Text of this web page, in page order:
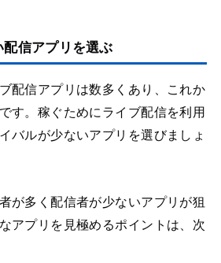
信アプリを選ぶ
配信アプリは数多くあり、これか
す。稼ぐためにライブ配信を利用
バルが少ないアプリを選びましょ
が多く配信者が少ないアプリが狙
アプリを見極めるポイントは、次